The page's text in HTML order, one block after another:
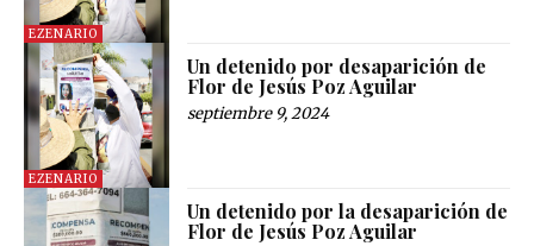
EZENARIO
EZENARIO
Un detenido por desaparición de
Flor de Jesús Poz Aguilar
septiembre 9, 2024
Un detenido por la desaparición de
Flor de Jesús Poz Aguilar